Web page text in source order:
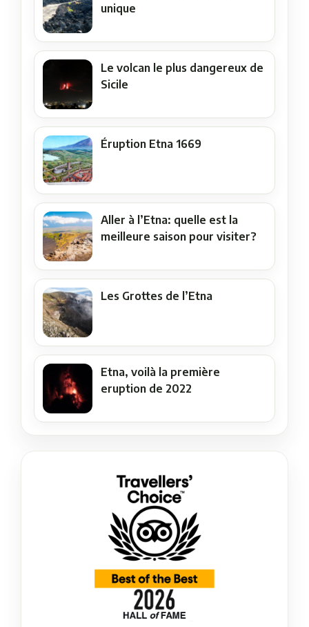
unique
Le volcan le plus dangereux de
Sicile
Éruption Etna 1669
Aller à l’Etna: quelle est la
meilleure saison pour visiter?
Les Grottes de l’Etna
Etna, voilà la première
eruption de 2022